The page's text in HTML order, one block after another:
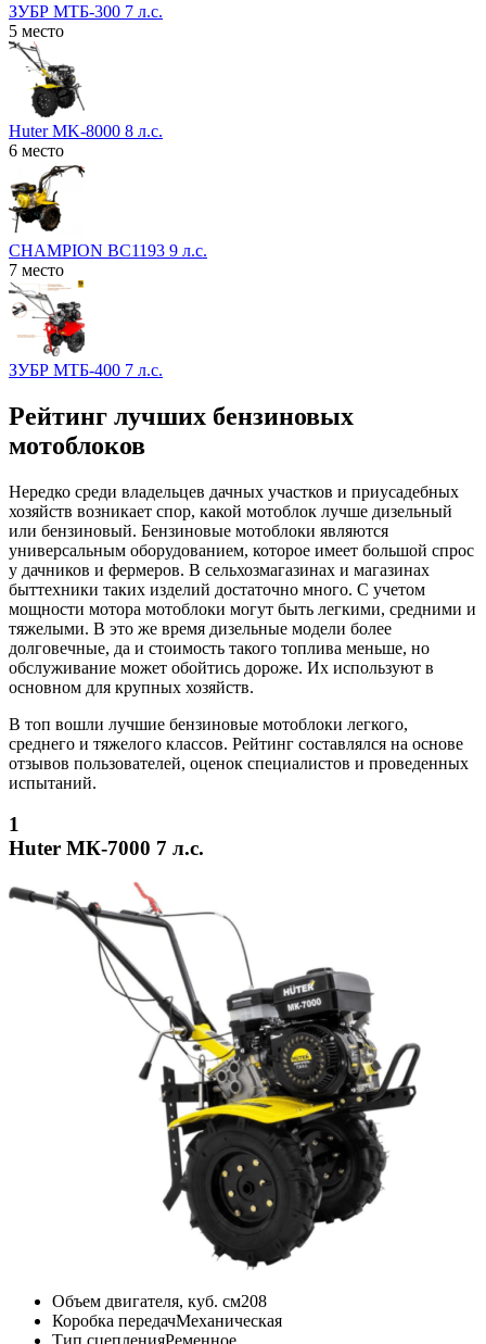
ЗУБР МТБ-300 7 л.с.
5 место
Huter MK-8000 8 л.с.
6 место
CHAMPION BC1193 9 л.с.
7 место
ЗУБР МТБ-400 7 л.с.
Рейтинг лучших бензиновых
мотоблоков
Нередко среди владельцев дачных участков и приусадебных
хозяйств возникает спор, какой мотоблок лучше дизельный
или бензиновый. Бензиновые мотоблоки являются
универсальным оборудованием, которое имеет большой спрос
у дачников и фермеров. В сельхозмагазинах и магазинах
быттехники таких изделий достаточно много. С учетом
мощности мотора мотоблоки могут быть легкими, средними и
тяжелыми. В это же время дизельные модели более
долговечные, да и стоимость такого топлива меньше, но
обслуживание может обойтись дороже. Их используют в
основном для крупных хозяйств.
В топ вошли лучшие бензиновые мотоблоки легкого,
среднего и тяжелого классов. Рейтинг составлялся на основе
отзывов пользователей, оценок специалистов и проведенных
испытаний.
1
Huter МК-7000 7 л.с.
Объем двигателя, куб. см208
Коробка передачМеханическая